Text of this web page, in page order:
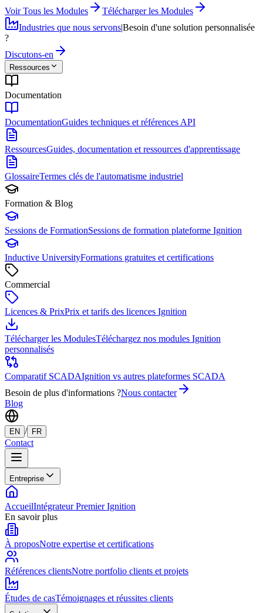
Voir Tous les Modules
Télécharger les Modules
Industries que nous servons|Besoin d'une solution personnalisée
?
Discutons-en
Ressources
Documentation
DocumentationGuides techniques et références API
RessourcesGuides, documentation et ressources d'apprentissage
GlossaireTermes clés de l'automatisme industriel
Formation & Blog
Sessions de FormationSessions de formation plateforme Ignition
Inductive UniversityFormations gratuites et certifications
Commercial
Licences & PrixPrix et tarifs des licences Ignition
Télécharger les ModulesTéléchargez nos modules Ignition
personnalisés
Comparatif SCADAIgnition vs autres plateformes SCADA
Besoin de plus d'informations ?Nous contacter
Blog
EN / FR
Contact
Entreprise
AccueilIntégrateur Premier Ignition
En savoir plus
À proposNotre expertise et certifications
Références clientsNotre portfolio clients et projets
Études de casTémoignages et réussites clients